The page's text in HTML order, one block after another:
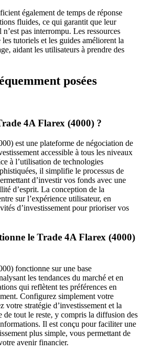
également de temps de réponse
fluides, ce qui garantit que leur
pas interrompu. Les ressources
tutoriels et les guides améliorent la
aidant les utilisateurs à prendre des
posées
4A Flarex (4000) ?
est une plateforme de négociation de
accessible à tous les niveaux
à l’utilisation de technologies
il simplifie le processus de
d’investir vos fonds avec une
d’esprit. La conception de la
sur l’expérience utilisateur, en
d’investissement pour prioriser vos
le Trade 4A Flarex (4000)
fonctionne sur une base
les tendances du marché et en
qui reflètent tes préférences en
Configurez simplement votre
votre stratégie d’investissement et la
de tout le reste, y compris la diffusion des
Il est conçu pour faciliter une
plus simple, vous permettant de
avenir financier.